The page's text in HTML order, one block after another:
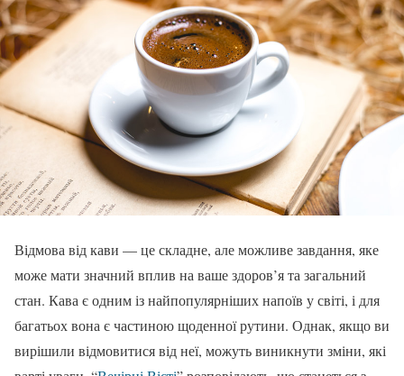
Відмова від кави — це складне, але можливе завдання, яке
може мати значний вплив на ваше здоров’я та загальний
стан. Кава є одним із найпопулярніших напоїв у світі, і для
багатьох вона є частиною щоденної рутини. Однак, якщо ви
вирішили відмовитися від неї, можуть виникнути зміни, які